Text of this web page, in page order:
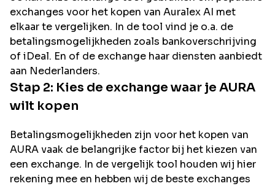
exchanges voor het kopen van Auralex AI met
elkaar te vergelijken. In de tool vind je o.a. de
betalingsmogelijkheden zoals bankoverschrijving
of iDeal. En of de exchange haar diensten aanbiedt
aan Nederlanders.
Stap 2: Kies de exchange waar je AURA
wilt kopen
Betalingsmogelijkheden zijn voor het kopen van
AURAvaak de belangrijke factor bij het kiezen van
een exchange. In de vergelijk tool houden wij hier
rekening mee en hebben wij de beste exchanges